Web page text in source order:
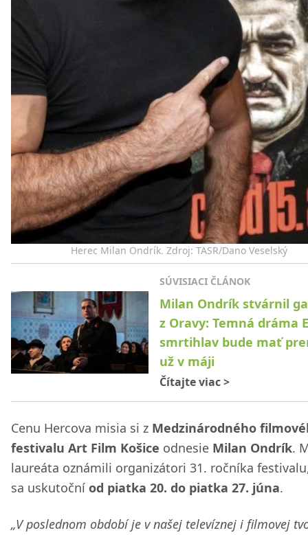
Herec Milan Ondrík. Zdroj: TASR/Dano Veselský
SÚVISIACI ČLÁNOK
Milan Ondrík stvárnil
z Oravy: Temná dráma
smrtihlav bude mať
už v máji
Čítajte viac>
Cenu Hercova misia si z Medzinárodného
festivalu Art Film Košice odnesie Milan Ondrík.
laureáta oznámili organizátori 31. ročníka
sa uskutoční od piatka 20. do piatka 27. júna.
„V poslednom období je v našej televíznej i filmovej